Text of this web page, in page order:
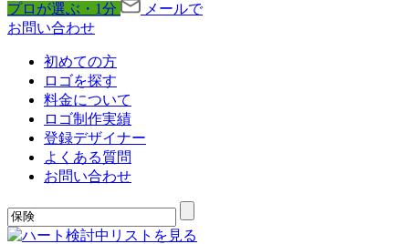
プロが選ぶ・1分
メールで
お問い合わせ
初めての方
ロゴを探す
料金について
ロゴ制作実績
登録デザイナー
よくある質問
お問い合わせ
検討中リストを見る